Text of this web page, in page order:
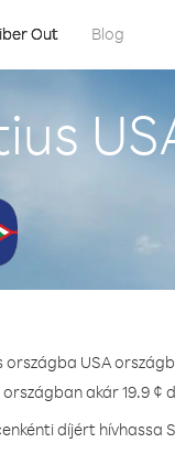
Out Blog
USA
akár 19.9 ¢
díjért hívhassa